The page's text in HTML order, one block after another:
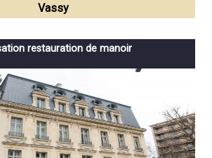
Vassy
restauration de manoir